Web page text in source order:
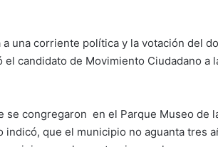
a una corriente política y la votación del
el candidato de Movimiento Ciudadano a
se congregaron en el Parque Museo de
indicó, que el municipio no aguanta tres